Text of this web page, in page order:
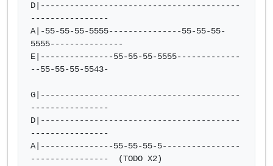
D|-----------------------------------------
----------------
A|-55-55-55-5555---------------55-55-55-
5555---------------
E|---------------55-55-55-5555-------------
--55-55-55-5543-
G|-----------------------------------------
----------------
D|-----------------------------------------
----------------
A|---------------55-55-55-5----------------
----------------  (TODO X2)